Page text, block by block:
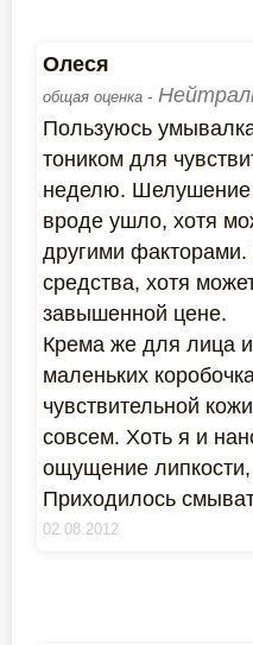
Олеся
общая оценка -
Пользуюсь
тоником для
неделю. Шелушение
вроде ушло, хотя
другими
средства, хотя
завышенной цене.
Крема же для лица
маленьких
чувствительной
совсем. Хоть я и
ощущение
Приходилось
02.08.2012